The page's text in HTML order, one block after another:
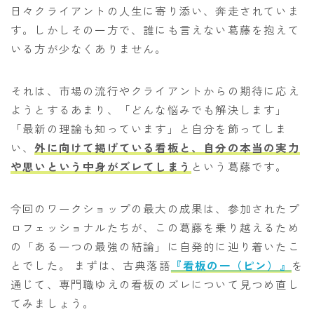
日々クライアントの人生に寄り添い、奔走されていま
す。しかしその一方で、誰にも言えない葛藤を抱えて
いる方が少なくありません。
それは、市場の流行やクライアントからの期待に応え
ようとするあまり、「どんな悩みでも解決します」
「最新の理論も知っています」と自分を飾ってしま
い、外に向けて掲げている看板と、自分の本当の実力
や思いという中身がズレてしまう という葛藤です。
今回のワークショップの最大の成果は、参加されたプ
ロフェッショナルたちが、この葛藤を乗り越えるため
の「ある一つの最強の結論」に自発的に辿り着いたこ
とでした。 まずは、古典落語 『看板の一（ピン）』 を
通じて、専門職ゆえの看板のズレについて見つめ直し
てみましょう。